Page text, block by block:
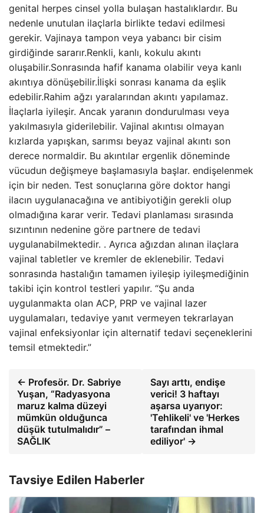
genital herpes cinsel yolla bulaşan hastalıklardır. Bu
nedenle unutulan ilaçlarla birlikte tedavi edilmesi
gerekir. Vajinaya tampon veya yabancı bir cisim
girdiğinde sararır.Renkli, kanlı, kokulu akıntı
oluşabilir.Sonrasında hafif kanama olabilir veya kanlı
akıntıya dönüşebilir.İlişki sonrası kanama da eşlik
edebilir.Rahim ağzı yaralarından akıntı yapılamaz.
İlaçlarla iyileşir. Ancak yaranın dondurulması veya
yakılmasıyla giderilebilir. Vajinal akıntısı olmayan
kızlarda yapışkan, sarımsı beyaz vajinal akıntı son
derece normaldir. Bu akıntılar ergenlik döneminde
vücudun değişmeye başlamasıyla başlar. endişelenmek
için bir neden. Test sonuçlarına göre doktor hangi
ilacın uygulanacağına ve antibiyotiğin gerekli olup
olmadığına karar verir. Tedavi planlaması sırasında
sızıntının nedenine göre partnere de tedavi
uygulanabilmektedir. . Ayrıca ağızdan alınan ilaçlara
vajinal tabletler ve kremler de eklenebilir. Tedavi
sonrasında hastalığın tamamen iyileşip iyileşmediğinin
takibi için kontrol testleri yapılır. “Şu anda
uygulanmakta olan ACP, PRP ve vajinal lazer
uygulamaları, tedaviye yanıt vermeyen tekrarlayan
vajinal enfeksiyonlar için alternatif tedavi seçeneklerini
temsil etmektedir.”
← Profesör. Dr. Sabriye
Yuşan, “Radyasyona
maruz kalma düzeyi
mümkün olduğunca
düşük tutulmalıdır” –
SAĞLIK
Sayı arttı, endişe
verici! 3 haftayı
aşarsa uyarıyor:
'Tehlikeli' ve 'Herkes
tarafından ihmal
ediliyor' →
Tavsiye Edilen Haberler